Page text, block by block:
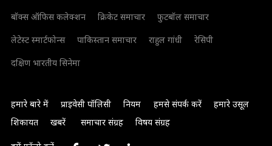
बॉक्स ऑफिस कलेक्शन
क्रिकेट समाचार
फुटबॉल समाचार
लेटेस्ट स्मार्टफोन्स
पाकिस्तान समाचार राहुल गांधी
रेसिपी
दक्षिण भारतीय सिनेमा
हमारे बारे में प्राइवेसी पॉलिसी नियम हमसे संपर्क करें
हमारे उसूल
शिकायत
खबरें समाचार संग्रह विषय संग्रह